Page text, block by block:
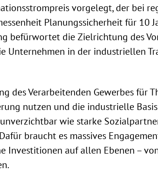
vorgelegt, der bei
Planungssicherheit für 10
befürwortet die Zielrichtung des
Unternehmen in der industriellen
des Verarbeitenden Gewerbes für
nutzen und die industrielle
wie starke
braucht es massives
Investitionen auf allen Ebenen –